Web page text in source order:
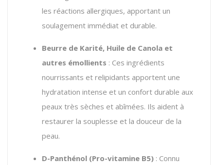
les réactions allergiques, apportant un
soulagement immédiat et durable.
Beurre de Karité, Huile de Canola et
autres émollients : Ces ingrédients
nourrissants et relipidants apportent une
hydratation intense et un confort durable aux
peaux très sèches et abîmées. Ils aident à
restaurer la souplesse et la douceur de la
peau.
D-Panthénol (Pro-vitamine B5) : Connu